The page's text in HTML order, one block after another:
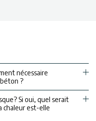
nécessaire
?
Si oui, quel serait
chaleur est-elle